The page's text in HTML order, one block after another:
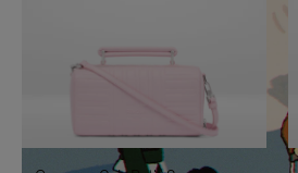
PAUSE,
APPUYEZ
SUR
DÉSACTIVÉ.
VEUILLEZ